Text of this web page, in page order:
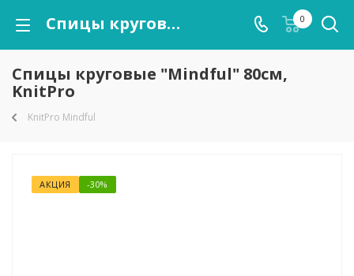
Спицы круговые "Mindful" 80см, KnitPro 0
Спицы круговые "Mindful" 80см,
KnitPro
KnitPro Mindful
АКЦИЯ -30%